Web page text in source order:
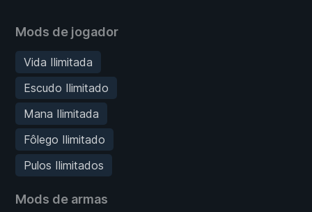
Mods de jogador
Vida Ilimitada
Escudo Ilimitado
Mana Ilimitada
Fôlego Ilimitado
Pulos Ilimitados
Mods de armas